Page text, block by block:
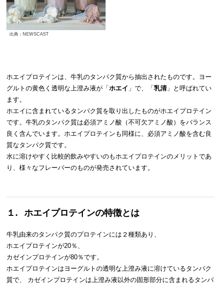
出典：NEWSCAST
ホエイプロテインは、牛乳のタンパク質から抽出されたものです。ヨー
グルトの黄色く透明な上澄み液が「 ホエイ 」で、「 乳清 」と呼ばれてい
ます。
ホエイに含まれているタンパク質を取り出したものがホエイプロテイン
です。牛乳のタンパク質は必須アミノ酸（不可欠アミノ酸）をバランス
良く含んでいます。ホエイプロテインも同様に、必須アミノ酸を含む良
質なタンパク質です。
水に溶けやすく比較的飲みやすいのもホエイプロテインのメリットであ
り、様々なフレーバーのものが発売されています。
１. ホエイプロテインの特徴とは
牛乳由来のタンパク質のプロテインには２種類あり、
ホエイプロテインが20％、
カゼインプロテインが80％です。
ホエイプロテインはヨーグルトの透明な上澄み液に溶けているタンパク
質で、 カゼインプロテインは上澄み液以外の固形部分に含まれるタンパ